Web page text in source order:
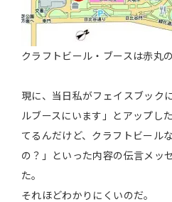
クラフトビール・ブースは赤丸の
現に、当日私がフェイスブック
ルブースにいます」とアップし
てるんだけど、クラフトビール
の？」といった内容の伝言メッ
た。
それほどわかりにくいのだ。